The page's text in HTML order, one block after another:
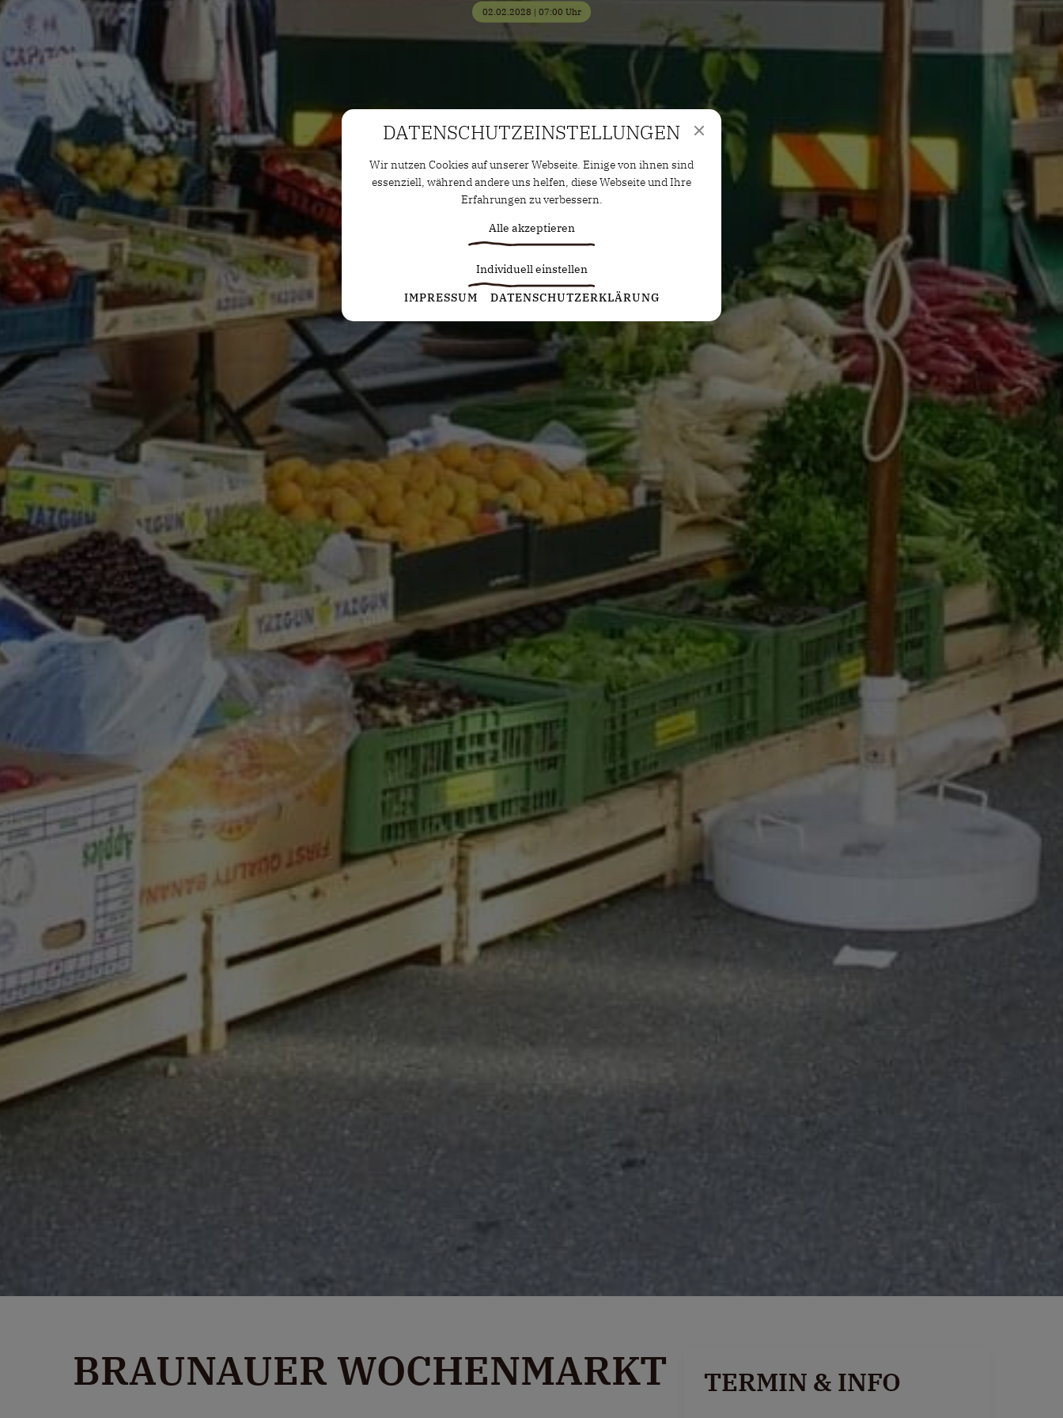
02.02.2028 | 07:00 Uhr
BRAUNAUER WOCHENMARKT TERMIN & INFO
DATENSCHUTZ­EINSTELLUNGEN
Wir nutzen Cookies auf unserer Webseite. Einige von ihnen sind
essenziell, während andere uns helfen, diese Webseite und Ihre
Erfahrungen zu verbessern.
Alle akzeptieren
Individuell einstellen
Statistiken
Diese Cookies erfassen anonyme Statistiken. Diese
Informationen helfen uns zu verstehen, wie wir unsere Website
noch weiter optimieren können.
Google Analytics
Marketing
Marketing Cookies werden von Drittanbietern oder Publishern
verwendet, um personalisierte Werbung anzuzeigen. Sie tun
dies, indem sie Besucher über Websites hinweg verfolgen.
Google Tag Manager
Externe Medien
Wenn Cookies von externen Medien akzeptiert werden, bedarf
der Zugriff auf externe Inhalte keiner manuellen Zustimmung
mehr.
Google Maps
Eingebettete Inhalte
IMPRESSUM DATENSCHUTZERKLÄRUNG